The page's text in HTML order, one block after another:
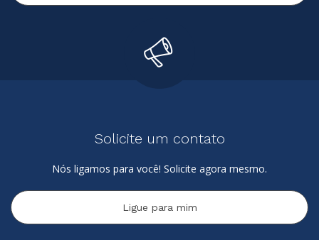
Solicite um contato
Nós ligamos para você! Solicite agora mesmo.
Ligue para mim